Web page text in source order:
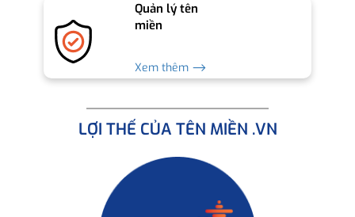
Quản lý tên
miền
Xem thêm ⟶
LỢI THẾ CỦA TÊN MIỀN .VN